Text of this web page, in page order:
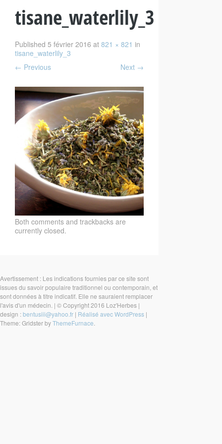
tisane_waterlily_3
Published 5 février 2016 at 821 × 821 in
tisane_waterlily_3
← Previous Next →
Both comments and trackbacks are
currently closed.
Avertissement : Les indications fournies par ce site sont
issues du savoir populaire traditionnel ou contemporain, et
sont données à titre indicatif. Elle ne sauraient remplacer
l'avis d'un médecin. | © Copyright 2016 Loz'Herbes |
design :bentusiii@yahoo.fr | Réalisé avec WordPress |
Theme: Gridster byThemeFurnace